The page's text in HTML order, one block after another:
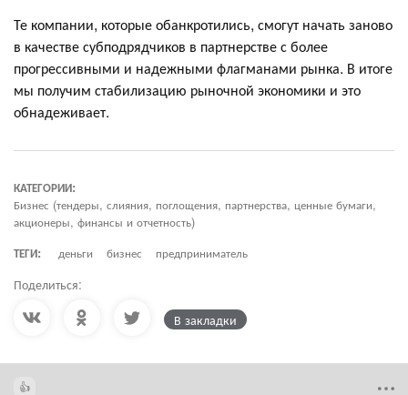
Те компании, которые обанкротились, смогут начать заново
в качестве субподрядчиков в партнерстве с более
прогрессивными и надежными флагманами рынка. В итоге
мы получим стабилизацию рыночной экономики и это
обнадеживает.
КАТЕГОРИИ:
Бизнес (тендеры, слияния, поглощения, партнерства, ценные бумаги,
акционеры, финансы и отчетность)
ТЕГИ:
деньги бизнес предприниматель
Поделиться:
В закладки